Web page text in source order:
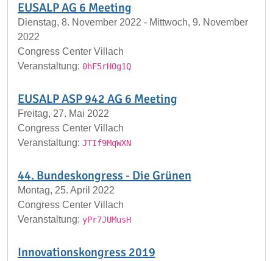
EUSALP AG 6 Meeting
Dienstag, 8. November 2022 - Mittwoch, 9. November
2022
Congress Center Villach
Veranstaltung: 0hF5rHOg1Q
EUSALP ASP 942 AG 6 Meeting
Freitag, 27. Mai 2022
Congress Center Villach
Veranstaltung: JTIf9MqWXN
44. Bundeskongress - Die Grünen
Montag, 25. April 2022
Congress Center Villach
Veranstaltung: yPr7JUMusH
Innovationskongress 2019